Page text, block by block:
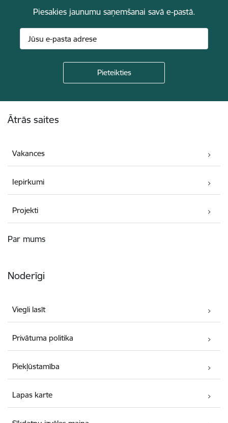
Piesakies jaunumu saņemšanai savā e-pastā.
Ātrās saites
Vakances
Iepirkumi
Projekti
Par mums
Noderīgi
Viegli lasīt
Privātuma politika
Piekļūstamība
Lapas karte